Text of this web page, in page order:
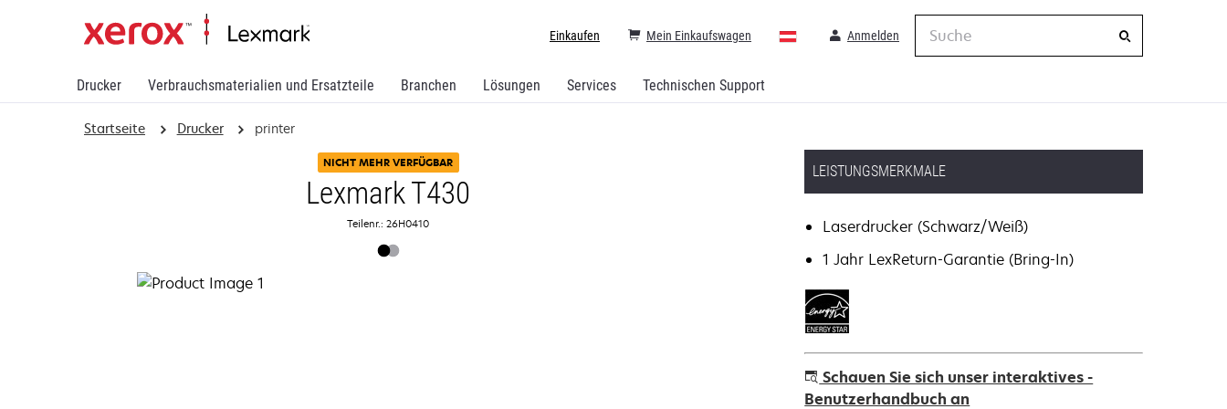
Drucker Verbrauchsmaterialien und Ersatzteile Branchen Lösungen Services Technischen Support
Einkaufen Anmelden
Mein Einkaufswagen
Suche
Startseite Drucker printer
NICHT MEHR VERFÜGBAR
Lexmark T430
Teilenr.: 26H0410
LEISTUNGSMERKMALE
Laserdrucker (Schwarz/Weiß)
1 Jahr LexReturn-Garantie (Bring-In)
Schauen Sie sich unser interaktives -
Benutzerhandbuch an